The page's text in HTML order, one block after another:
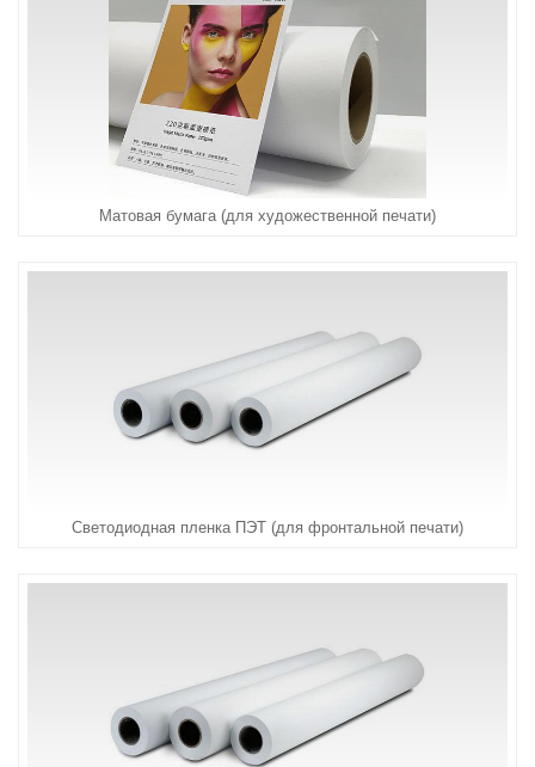
Матовая бумага (для художественной печати)
Светодиодная пленка ПЭТ (для фронтальной печати)